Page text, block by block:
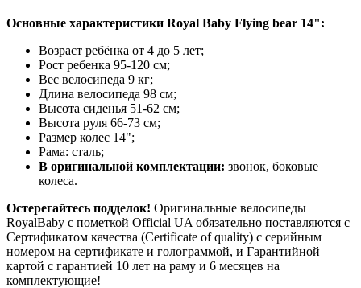
Основные характеристики Royal Baby Flying bear 14":
Возраст ребёнка от 4 до 5 лет;
Рост ребенка 95-120 см;
Вес велосипеда 9 кг;
Длина велосипеда 98 см;
Высота сиденья 51-62 см;
Высота руля 66-73 см;
Размер колес 14";
Рама: сталь;
В оригинальной комплектации: звонок, боковые
колеса.
Остерегайтесь подделок! Оригинальные велосипеды
RoyalBaby c пометкой Official UA обязательно поставляются с
Сертификатом качества (Certificate of quality) с серийным
номером на сертификате и голограммой, и Гарантийной
картой с гарантией 10 лет на раму и 6 месяцев на
комплектующие!